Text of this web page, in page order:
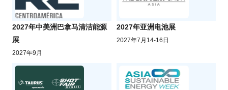
2027年中美洲巴拿马清洁能源
展
2027年9月
2027年亚洲电池展
2027年7月14-16日